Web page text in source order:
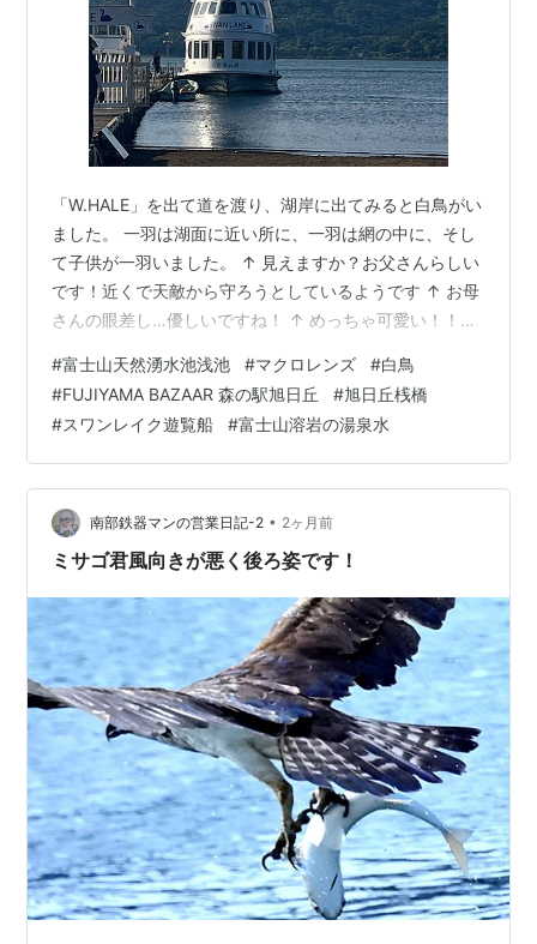
「W.HALE」を出て道を渡り、湖岸に出てみると白鳥がい
ました。 一羽は湖面に近い所に、一羽は網の中に、そし
て子供が一羽いました。 ↑ 見えますか？お父さんらしい
です！近くで天敵から守ろうとしているようです ↑ お母
さんの眼差し…優しいですね！ ↑ めっちゃ可愛い！！！
いるおじさんにお話を聞いてみると、「子供は二羽いた
のに一羽はトンビにやられてしまったみたいなんだ
よ…。」 ↑ 中が空洞の竹みたいなもので餌を流し入れて
いました だからきっと保護しているんだと思いました。
一度に何羽か生まれても大人になる白鳥は少ないのだと
か…自然の摂理には贖え…
#富士山天然湧水池浅池 #マクロレンズ #白鳥
#FUJIYAMA BAZAAR 森の駅旭日丘 #旭日丘桟橋
#スワンレイク遊覧船 #富士山溶岩の湯泉水
南部鉄器マンの営業日記-2 • 2ヶ月前
ミサゴ君風向きが悪く後ろ姿です！